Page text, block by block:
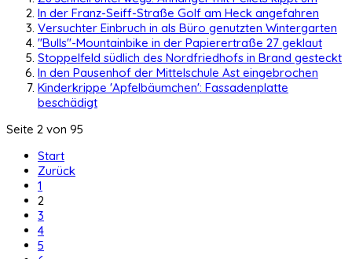
In der Franz-Seiff-Straße Golf am Heck angefahren
Versuchter Einbruch in als Büro genutzten Wintergarten
"Bulls"-Mountainbike in der Papierertraße 27 geklaut
Stoppelfeld südlich des Nordfriedhofs in Brand gesteckt
In den Pausenhof der Mittelschule Ast eingebrochen
Kinderkrippe 'Apfelbäumchen': Fassadenplatte
beschädigt
Seite 2 von 95
Start
Zurück
1
2
3
4
5